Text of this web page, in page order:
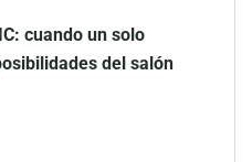
cuando un solo
del salón